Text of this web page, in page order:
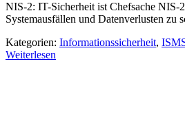
NIS-2: IT-Sicherheit ist Chefsache NIS-
Systemausfällen und Datenverlusten zu
Kategorien: Informationssicherheit,
Weiterlesen